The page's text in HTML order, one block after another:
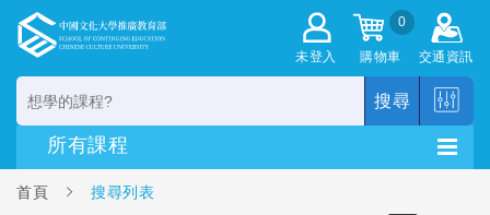
未登入
0
購物車 交通資訊
搜尋
首頁 搜尋列表